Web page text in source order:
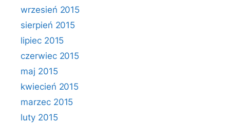
wrzesień 2015
sierpień 2015
lipiec 2015
czerwiec 2015
maj 2015
kwiecień 2015
marzec 2015
luty 2015